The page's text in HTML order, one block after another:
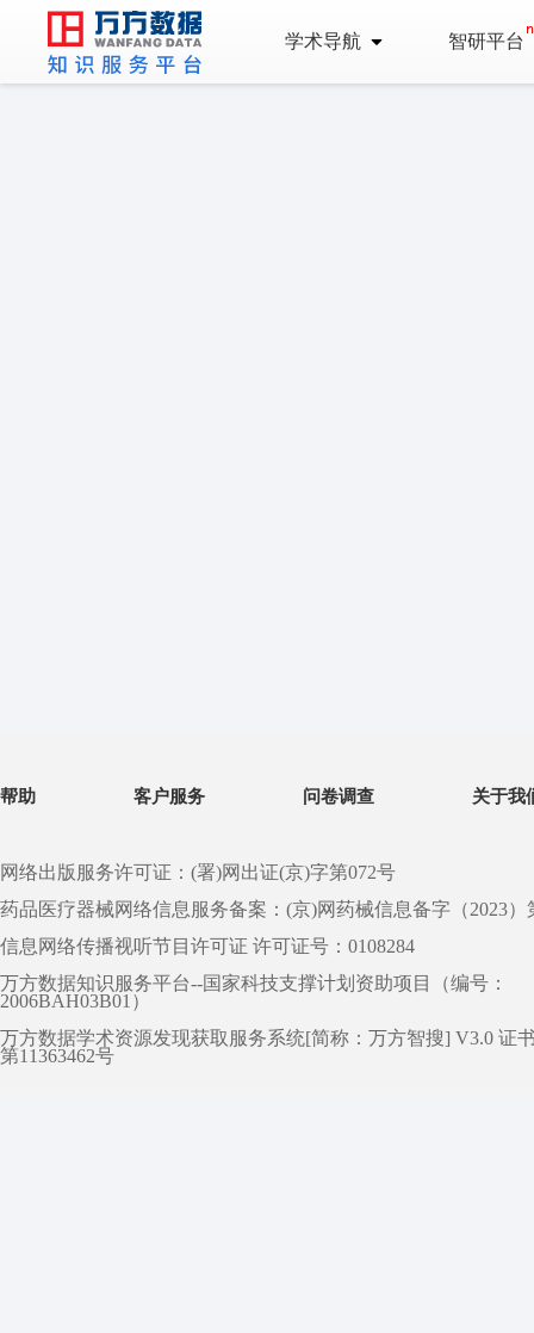
学术导航 智研平台
帮助 客户服务 问卷调查 关于我
网络出版服务许可证：(署)网出证(京)字第072号
药品医疗器械网络信息服务备案：(京)网药械信息备字（2023）
信息网络传播视听节目许可证 许可证号：0108284
万方数据知识服务平台--国家科技支撑计划资助项目（编号：
2006BAH03B01）
万方数据学术资源发现获取服务系统[简称：万方智搜] V3.0 证
第11363462号